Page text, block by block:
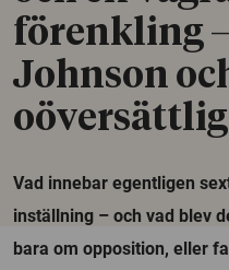
förenkling
Johnson
Vad innebar egentligen
inställning – och vad blev
bara om opposition, eller